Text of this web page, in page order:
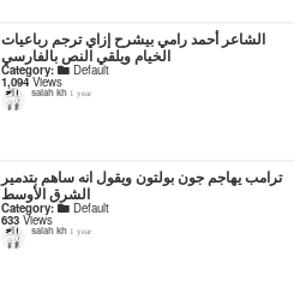
‏الشاعر أحمد رامي بيشرح إزاي ترجم رباعيات
الخيام ويلقي النص بالفارسي
Category: Default
1,094Views
salah kh 1 year
ترامب يهاجم جون بولتون ويقول انه ساهم بتدمير
الشرق الأوسط
Category: Default
633 Views
salah kh 1 year